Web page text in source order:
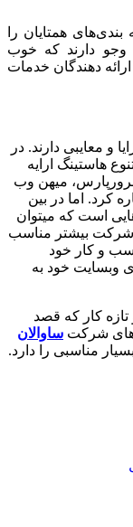
همتایان را
وجو دارند که خوب
دهندگان خدمات
معایبی دارند. در
هاستینگ ارایه
میهن وب
کرد. اما در بین
است که میتوان
شرکت بیشتر مناسب
و کار خود
وبسایت خود به
کار که قصد
های شرکت ساوالان
مناسبی را دارد.